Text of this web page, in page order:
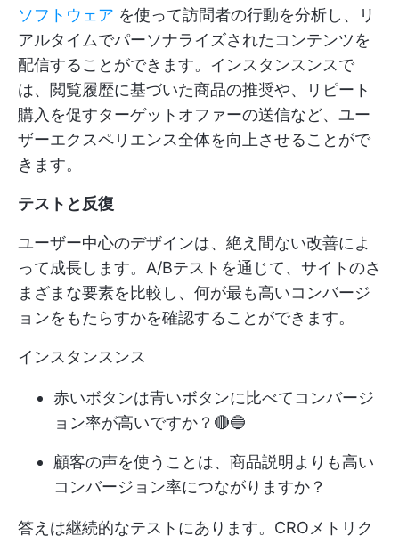
ソフトウェア を使って訪問者の行動を分析し、リ
アルタイムでパーソナライズされたコンテンツを
配信することができます。インスタンスンスで
は、閲覧履歴に基づいた商品の推奨や、リピート
購入を促すターゲットオファーの送信など、ユー
ザーエクスペリエンス全体を向上させることがで
きます。
テストと反復
ユーザー中心のデザインは、絶え間ない改善によ
って成長します。A/Bテストを通じて、サイトのさ
まざまな要素を比較し、何が最も高いコンバージ
ョンをもたらすかを確認することができます。
インスタンスンス
赤いボタンは青いボタンに比べてコンバージ
ョン率が高いですか？🔴🔵
顧客の声を使うことは、商品説明よりも高い
コンバージョン率につながりますか？
答えは継続的なテストにあります。CROメトリク